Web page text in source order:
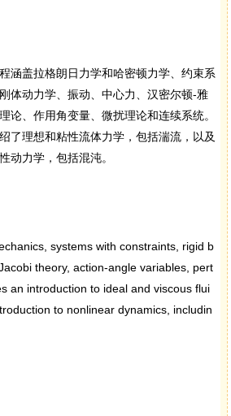
涵盖拉格朗日力学和哈密顿力学、约束系
体动力学、振动、中心力、汉密尔顿-雅
论、作用角变量、微扰理论和连续系统。
了理想和粘性流体力学，包括湍流，以及
动力学，包括混沌。
systems with constraints, rigid b
theory, action-angle variables, pert
an introduction to ideal and viscous flui
to nonlinear dynamics, includin